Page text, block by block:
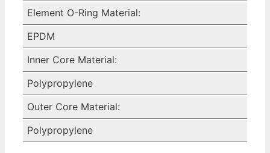
Element O-Ring Material:
EPDM
Inner Core Material:
Polypropylene
Outer Core Material:
Polypropylene